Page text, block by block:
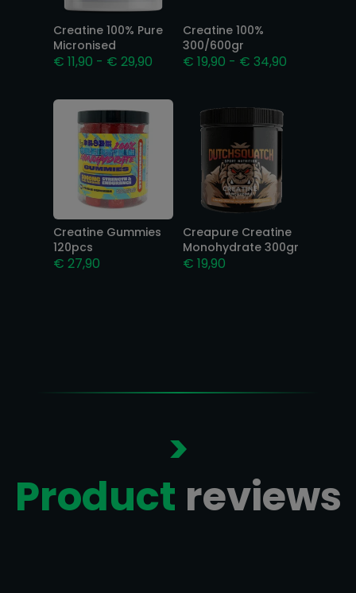
Creatine 100% Pure
Micronised
€ 11,90 - € 29,90 Prijsklasse:
tot
Creatine 100%
300/600gr
€ 19,90 - € 34,90
Creatine Gummies
120pcs
€ 27,90
Creapure Creatine
Monohydrate 300gr
€ 19,90
>
Product reviews